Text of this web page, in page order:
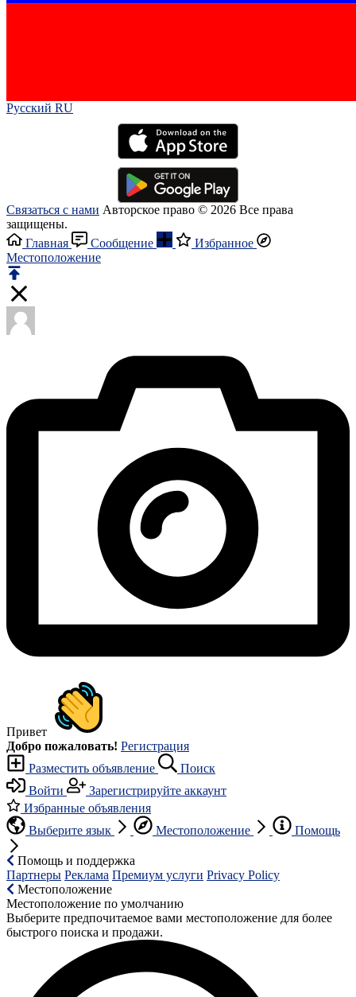
Русский RU‎
Связаться с нами Авторское право © 2026 Все права
защищены.
Главная
Сообщение
Избранное
Местоположение
Привет
Добро пожаловать! Регистрация
Разместить объявление
Поиск
Войти
Зарегистрируйте аккаунт
Избранные объявления
Выберите язык
Местоположение Помощь
Помощь и поддержка
Партнеры Реклама Премиум услуги Privacy Policy
Местоположение
Местоположение по умолчанию
Выберите предпочитаемое вами местоположение для более
быстрого поиска и продажи.